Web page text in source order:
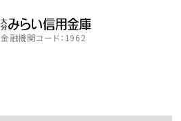
金融機関コード：1962